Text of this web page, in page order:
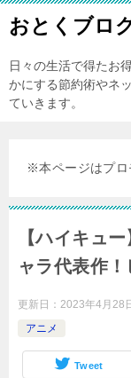
おとくブロ
日々の生活で得たお
かにする節約術やネ
ていきます。
※本ページはプロ
【ハイキュ
ャラ代表作
更新日： 2023年4月28
アニメ
Tweet